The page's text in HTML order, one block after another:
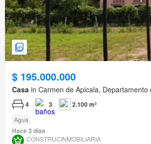
$ 195.000.000
Casa in Carmen de Apicala, Departamento
4 3 2.100 m²
Agua
Hace 3 días
CONSTRUCINMOBILIARIA